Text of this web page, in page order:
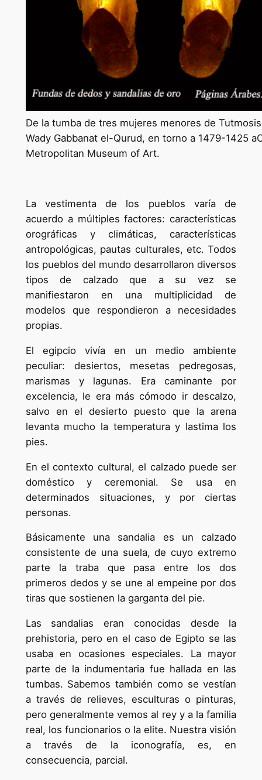
De la tumba de tres mujeres menores de
Wady Gabbanat el-Qurud, en torno a 1479-1425
Metropolitan Museum of Art.
La vestimenta de los pueblos varía de
acuerdo a múltiples factores: características
orográficas y climáticas, características
antropológicas, pautas culturales, etc. Todos
los pueblos del mundo desarrollaron diversos
tipos de calzado que a su vez se
manifiestaron en una multiplicidad de
modelos que respondieron a necesidades
propias.
El egipcio vivía en un medio ambiente
peculiar: desiertos, mesetas pedregosas,
marismas y lagunas. Era caminante por
excelencia, le era más cómodo ir descalzo,
salvo en el desierto puesto que la arena
levanta mucho la temperatura y lastima los
pies.
En el contexto cultural, el calzado puede ser
doméstico y ceremonial. Se usa en
determinados situaciones, y por ciertas
personas.
Básicamente una sandalia es un calzado
consistente de una suela, de cuyo extremo
parte la traba que pasa entre los dos
primeros dedos y se une al empeine por dos
tiras que sostienen la garganta del pie.
Las sandalias eran conocidas desde la
prehistoria, pero en el caso de Egipto se las
usaba en ocasiones especiales. La mayor
parte de la indumentaria fue hallada en las
tumbas. Sabemos también como se vestían
a través de relieves, esculturas o pinturas,
pero generalmente vemos al rey y a la familia
real, los funcionarios o la elite. Nuestra visión
a través de la iconografía, es, en
consecuencia, parcial.